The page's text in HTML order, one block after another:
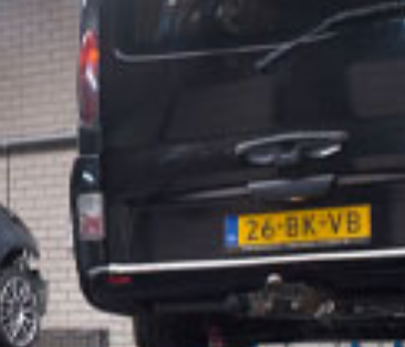
Contact
Valkenswaardseweg 32
5595 CB Leende
Tel: 040-2062683
E-mail : info@autobedrijf-
vanmensvoort.nl